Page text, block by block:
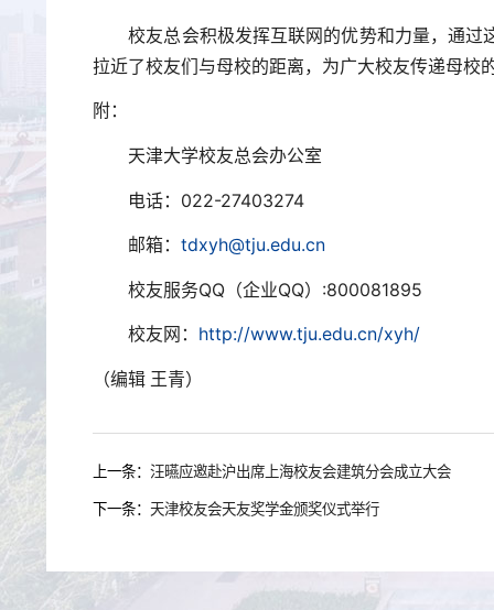
校友总会积极发挥互联网的优势和力量，通
拉近了校友们与母校的距离，为广大校友传递母校
附：
天津大学校友总会办公室
电话： 022-27403274
邮箱： tdxyh@tju.edu.cn
校友服务QQ （企业QQ） :800081895
校友网： http://www.tju.edu.cn/xyh/
（编辑 王青）
上一条： 汪曣应邀赴沪出席上海校友会建筑分会成立大会
下一条： 天津校友会天友奖学金颁奖仪式举行